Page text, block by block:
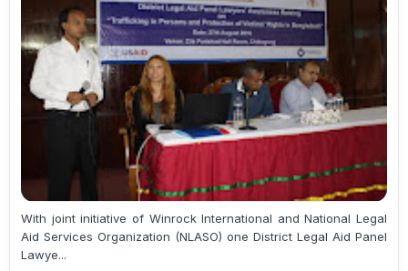
With joint initiative of Winrock International and National Legal
Aid Services Organization (NLASO) one District Legal Aid Panel
Lawye...